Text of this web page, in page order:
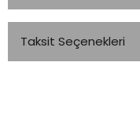
Taksit Seçenekleri